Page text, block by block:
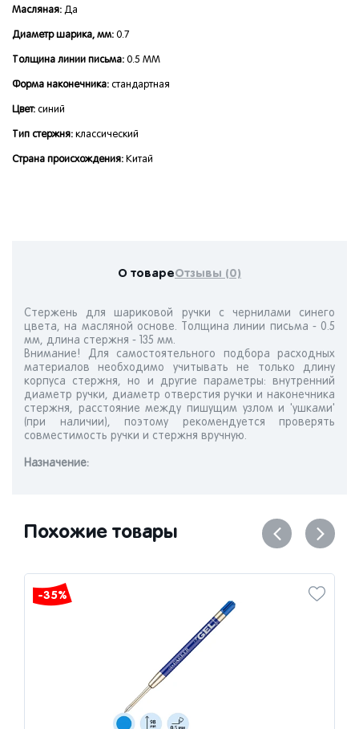
Масляная: Да
Диаметр шарика, мм: 0.7
Толщина линии письма: 0.5 ММ
Форма наконечника: стандартная
Цвет: синий
Тип стержня: классический
Страна происхождения: Китай
О товареОтзывы (0)
Стержень для шариковой ручки с чернилами синего
цвета, на масляной основе. Толщина линии письма - 0.5
мм, длина стержня - 135 мм.
Внимание! Для самостоятельного подбора расходных
материалов необходимо учитывать не только длину
корпуса стержня, но и другие параметры: внутренний
диаметр ручки, диаметр отверстия ручки и наконечника
стержня, расстояние между пишущим узлом и 'ушками'
(при наличии), поэтому рекомендуется проверять
совместимость ручки и стержня вручную.
Назначениe:
Похожие товары
-35%